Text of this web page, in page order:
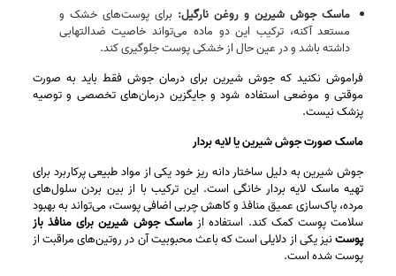
ماسک جوش شیرین و روغن نارگیل: برای پوست‌های خشک و
مستعد آکنه، ترکیب این دو ماده می‌تواند خاصیت ضدالتهابی
داشته باشد و در عین حال از خشکی پوست جلوگیری کند.
فراموش نکنید که جوش شیرین برای درمان جوش فقط باید به‌ صورت
موقتی و موضعی استفاده شود و جایگزین درمان‌های تخصصی و توصیه
پزشک نیست.
ماسک صورت جوش شیرین یا لایه بردار
جوش شیرین به دلیل ساختار دانه‌ ریز خود یکی از مواد طبیعی پرکاربرد برای
تهیه ماسک لایه‌ بردار خانگی است. این ترکیب با از بین بردن سلول‌های
مرده، پاک‌سازی عمیق منافذ و کاهش چربی اضافی پوست، می‌تواند به بهبود
سلامت پوست کمک کند. استفاده ازماسک جوش شیرین برای منافذ باز
پوستنیز یکی از دلایلی است که باعث محبوبیت آن در روتین‌های مراقبت از
پوست شده است.